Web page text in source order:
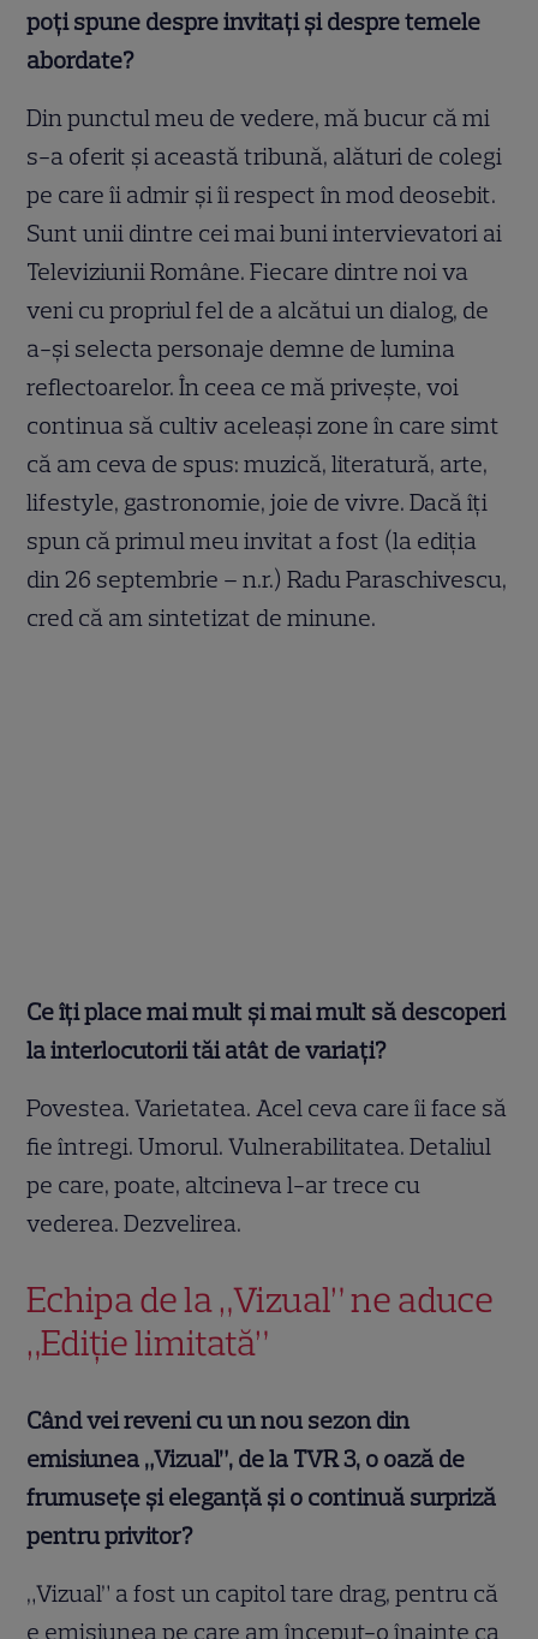
poți spune despre invitați și despre temele
abordate?
Din punctul meu de vedere, mă bucur că mi
s-a oferit şi această tribună, alături de colegi
pe care îi admir şi îi respect în mod deosebit.
Sunt unii dintre cei mai buni intervievatori ai
Televiziunii Române. Fiecare dintre noi va
veni cu propriul fel de a alcătui un dialog, de
a-şi selecta personaje demne de lumina
reflectoarelor. În ceea ce mă priveşte, voi
continua să cultiv aceleaşi zone în care simt
că am ceva de spus: muzică, literatură, arte,
lifestyle, gastronomie, joie de vivre. Dacă îţi
spun că primul meu invitat a fost (la ediția
din 26 septembrie – n.r.) Radu Paraschivescu,
cred că am sintetizat de minune.
Ce îți place mai mult și mai mult să descoperi
la interlocutorii tăi atât de variați?
Povestea. Varietatea. Acel ceva care îi face să
fie întregi. Umorul. Vulnerabilitatea. Detaliul
pe care, poate, altcineva l-ar trece cu
vederea. Dezvelirea.
Echipa de la „Vizual” ne aduce
„Ediție limitată”
Când vei reveni cu un nou sezon din
emisiunea „Vizual”, de la TVR 3, o oază de
frumusețe și eleganță și o continuă surpriză
pentru privitor?
„Vizual” a fost un capitol tare drag, pentru că
e emisiunea pe care am început-o înainte ca